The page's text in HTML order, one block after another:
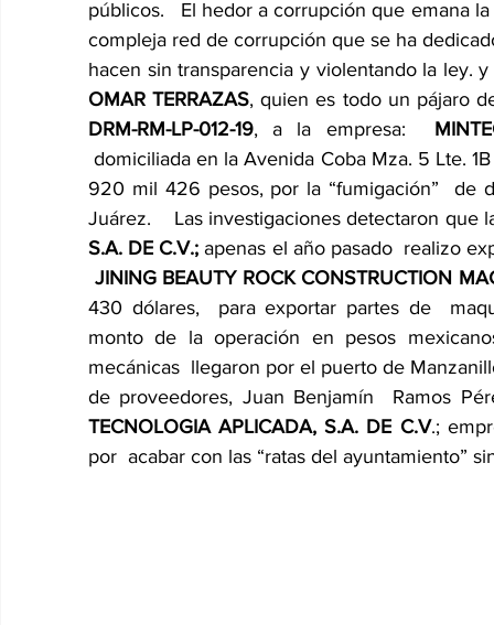
públicos.
El hedor a corrupción que emana
compleja red de corrupción que se ha
hacen sin transparencia y violentando la ley.
OMAR TERRAZAS, quien es todo un pájaro
DRM-RM-LP-012-19, a la empresa:
domiciliada en la Avenida Coba Mza. 5 Lte.
920 mil 426 pesos, por la “fumigación”  de
Juárez.
Las investigaciones detectaron que
S.A. DE C.V.; apenas el año pasado  realizo
JINING BEAUTY ROCK CONSTRUCTION
430 dólares,  para exportar partes de
monto de la operación en pesos
mecánicas  llegaron por el puerto de
de proveedores, Juan Benjamín  Ramos
TECNOLOGIA APLICADA, S.A. DE C.V.;
por  acabar con las “ratas del ayuntamiento”